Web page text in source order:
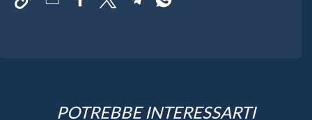
POTREBBE INTERESSARTI